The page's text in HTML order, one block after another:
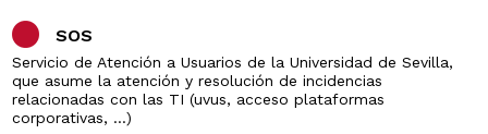
SOS
Servicio de Atención a Usuarios de la Universidad de Sevilla,
que asume la atención y resolución de incidencias
relacionadas con las TI (uvus, acceso plataformas
corporativas, ...)